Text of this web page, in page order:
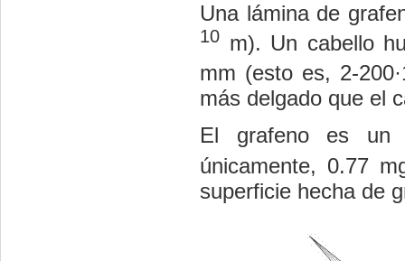
Una lámina de
10 m). Un cabello
mm (esto es, 2-
más delgado que el
El grafeno es un
únicamente, 0.77
superficie hecha de